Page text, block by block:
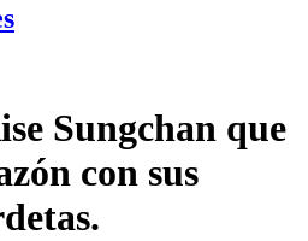
Sungchan que
con sus